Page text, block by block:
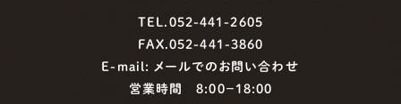
TEL.052-441-2605
FAX.052-441-3860
E-mail: メールでのお問い合わせ
営業時間 8:00−18:00